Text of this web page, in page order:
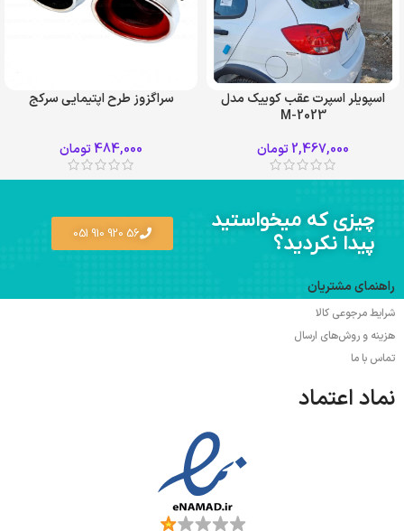
سفید قرمز
اسپویلر اسپرت عقب کوییک مدل
M-2023
2,467,000تومان
سراگزوز طرح اپتیمایی سرکج
484,000تومان
چیزی که میخواستید
پیدا نکردید؟
56 920 910 051
راهنمای مشتریان
شرایط مرجوعی کالا
هزینه و روش‌های ارسال
تماس با ما
نماد اعتماد